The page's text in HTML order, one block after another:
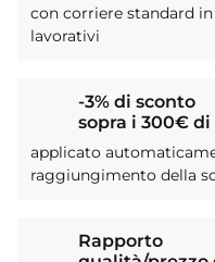
con corriere standard
lavorativi
-3% di sconto
sopra i 300€ di
applicato
raggiungimento della
Rapporto